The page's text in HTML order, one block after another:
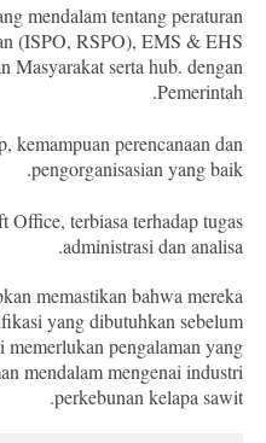
mendalam tentang peraturan
(ISPO, RSPO), EMS & EHS
Masyarakat serta hub. dengan
Pemerintah.
kemampuan perencanaan dan
pengorganisasian yang baik.
Office, terbiasa terhadap tugas
administrasi dan analisa.
memastikan bahwa mereka
yang dibutuhkan sebelum
pengalaman yang
mendalam mengenai industri
perkebunan kelapa sawit.